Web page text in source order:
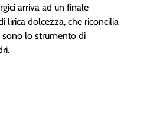
arriva ad un finale
lirica dolcezza, che riconcilia
sono lo strumento di